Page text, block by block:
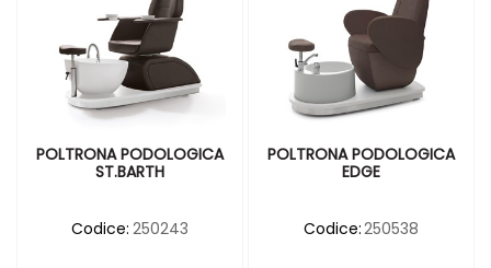
POLTRONA PODOLOGICA
ST.BARTH
Codice: 250243
POLTRONA PODOLOGICA
EDGE
Codice:250538